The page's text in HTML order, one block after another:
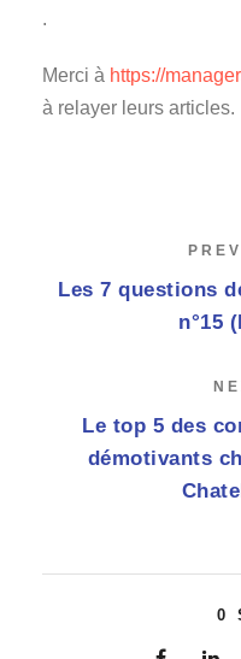
.
Merci à https://
à relayer leurs articles.
Les 7 questions
n°15
Le top 5 des
démotivants
0